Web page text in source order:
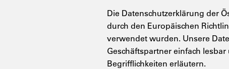
Die Datenschutzerklärung der
durch den Europäischen
verwendet wurden. Unsere
Geschäftspartner einfach
Begrifflichkeiten erläutern.